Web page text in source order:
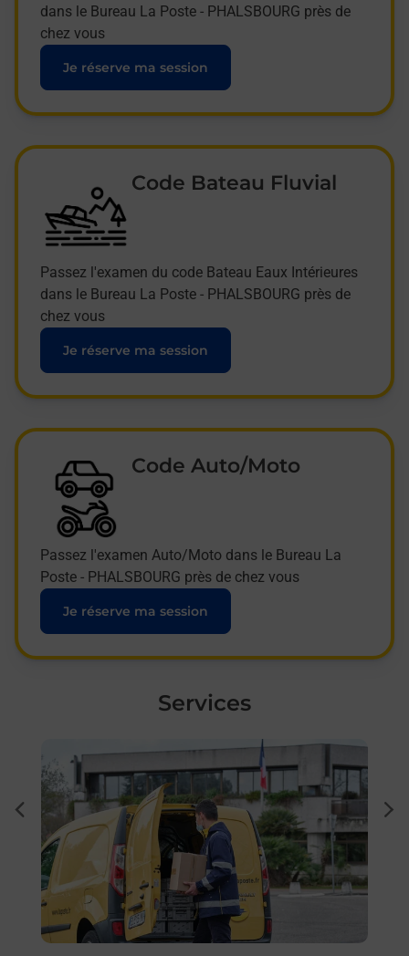
dans le Bureau La Poste - PHALSBOURG près de
chez vous
Je réserve ma session
Code Bateau Fluvial
Passez l'examen du code Bateau Eaux Intérieures
dans le Bureau La Poste - PHALSBOURG près de
chez vous
Je réserve ma session
Code Auto/Moto
Passez l'examen Auto/Moto dans le Bureau La
Poste - PHALSBOURG près de chez vous
Je réserve ma session
Services
En savoir plus